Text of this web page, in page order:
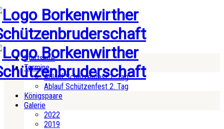
Startseite
Termine
Ablauf Schützenfest 1. Tag
Ablauf Schützenfest 2. Tag
Königspaare
Galerie
2022
2019